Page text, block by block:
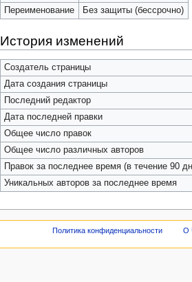
Переименование
Без защиты (бессрочно)
История изменений
Создатель страницы
Дата создания страницы
Последний редактор
Дата последней правки
Общее число правок
Общее число различных авторов
Правок за последнее время (в течение 90
Уникальных авторов за последнее время
Политика конфиденциальности О